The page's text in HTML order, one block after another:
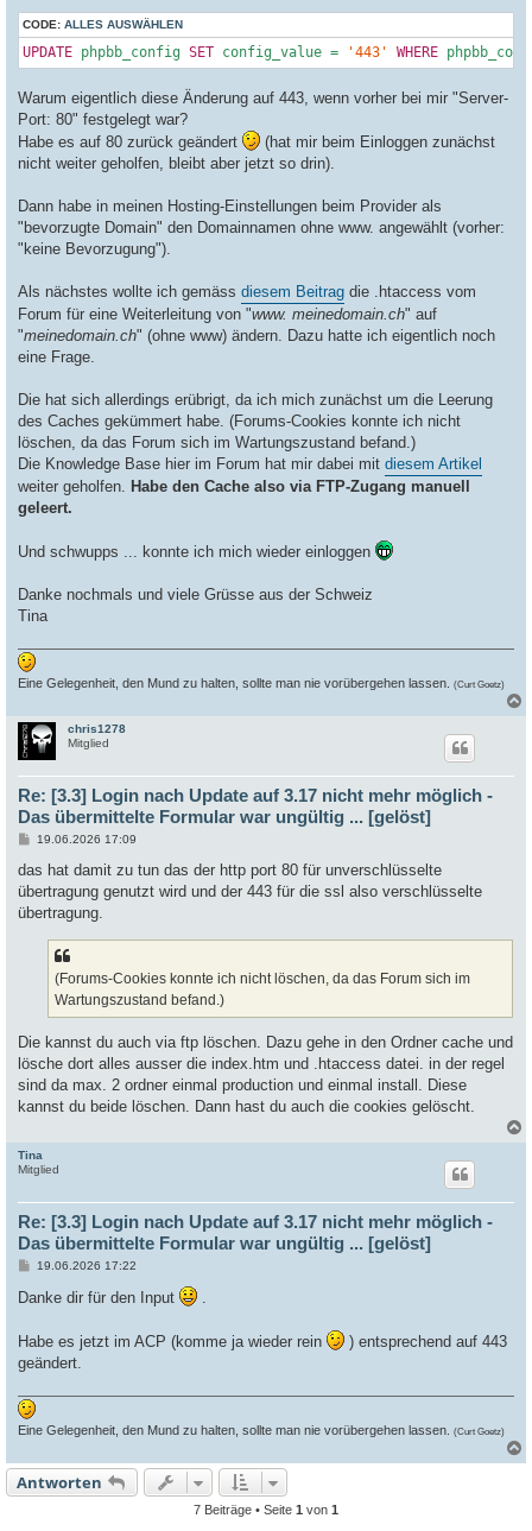
CODE: ALLES AUSWÄHLEN
UPDATE phpbb_config SET config_value = '443' WHERE
Warum eigentlich diese Änderung auf 443, wenn vorher bei mir "Server-
Port: 80" festgelegt war?
Habe es auf 80 zurück geändert
(hat mir beim Einloggen zunächst
nicht weiter geholfen, bleibt aber jetzt so drin).
Dann habe in meinen Hosting-Einstellungen beim Provider als
"bevorzugte Domain" den Domainnamen ohne www. angewählt (vorher:
"keine Bevorzugung").
Als nächstes wollte ich gemäss diesem Beitrag die .htaccess vom
Forum für eine Weiterleitung von "www. meinedomain.ch" auf
"meinedomain.ch" (ohne www) ändern. Dazu hatte ich eigentlich noch
eine Frage.
Die hat sich allerdings erübrigt, da ich mich zunächst um die Leerung
des Caches gekümmert habe. (Forums-Cookies konnte ich nicht
löschen, da das Forum sich im Wartungszustand befand.)
Die Knowledge Base hier im Forum hat mir dabei mit diesem Artikel
weiter geholfen. Habe den Cache also via FTP-Zugang manuell
geleert.
Und schwupps ... konnte ich mich wieder einloggen
Danke nochmals und viele Grüsse aus der Schweiz
Tina
Eine Gelegenheit, den Mund zu halten, sollte man nie vorübergehen lassen. (Curt Goetz)
chris1278
Mitglied
Re: [3.3] Login nach Update auf 3.17 nicht mehr möglich -
Das übermittelte Formular war ungültig ... [gelöst]
B
i
r
a
19.06.2026 17:09
das hat damit zu tun das der http port 80 für unverschlüsselte
übertragung genutzt wird und der 443 für die ssl also verschlüsselte
übertragung.
(Forums-Cookies konnte ich nicht löschen, da das Forum sich im
Wartungszustand befand.)
Die kannst du auch via ftp löschen. Dazu gehe in den Ordner cache und
lösche dort alles ausser die index.htm und .htaccess datei. in der regel
sind da max. 2 ordner einmal production und einmal install. Diese
kannst du beide löschen. Dann hast du auch die cookies gelöscht.
Tina
Mitglied
Re: [3.3] Login nach Update auf 3.17 nicht mehr möglich -
Das übermittelte Formular war ungültig ... [gelöst]
B
i
a
g
19.06.2026 17:22
Danke dir für den Input .
Habe es jetzt im ACP (komme ja wieder rein
) entsprechend auf 443
geändert.
Eine Gelegenheit, den Mund zu halten, sollte man nie vorübergehen lassen. (Curt Goetz)
a
Antworten
7 Beiträge • Seite 1 von 1